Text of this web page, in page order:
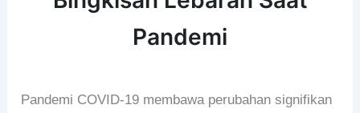
Pandemi
Pandemi COVID-19 membawa perubahan signifikan